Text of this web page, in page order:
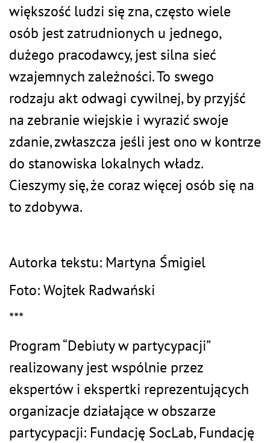
większość ludzi się zna, często wiele
osób jest zatrudnionych u jednego,
dużego pracodawcy, jest silna sieć
wzajemnych zależności. To swego
rodzaju akt odwagi cywilnej, by przyjść
na zebranie wiejskie i wyrazić swoje
zdanie, zwłaszcza jeśli jest ono w kontrze
do stanowiska lokalnych władz.
Cieszymy się, że coraz więcej osób się na
to zdobywa.
Autorka tekstu: Martyna Śmigiel
Foto: Wojtek Radwański
***
Program “Debiuty w partycypacji”
realizowany jest wspólnie przez
ekspertów i ekspertki reprezentujących
organizacje działające w obszarze
partycypacji: Fundację SocLab, Fundację